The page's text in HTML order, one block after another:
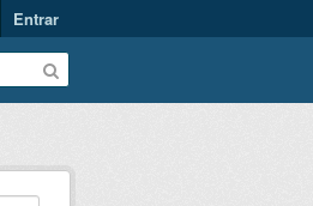
Entrar